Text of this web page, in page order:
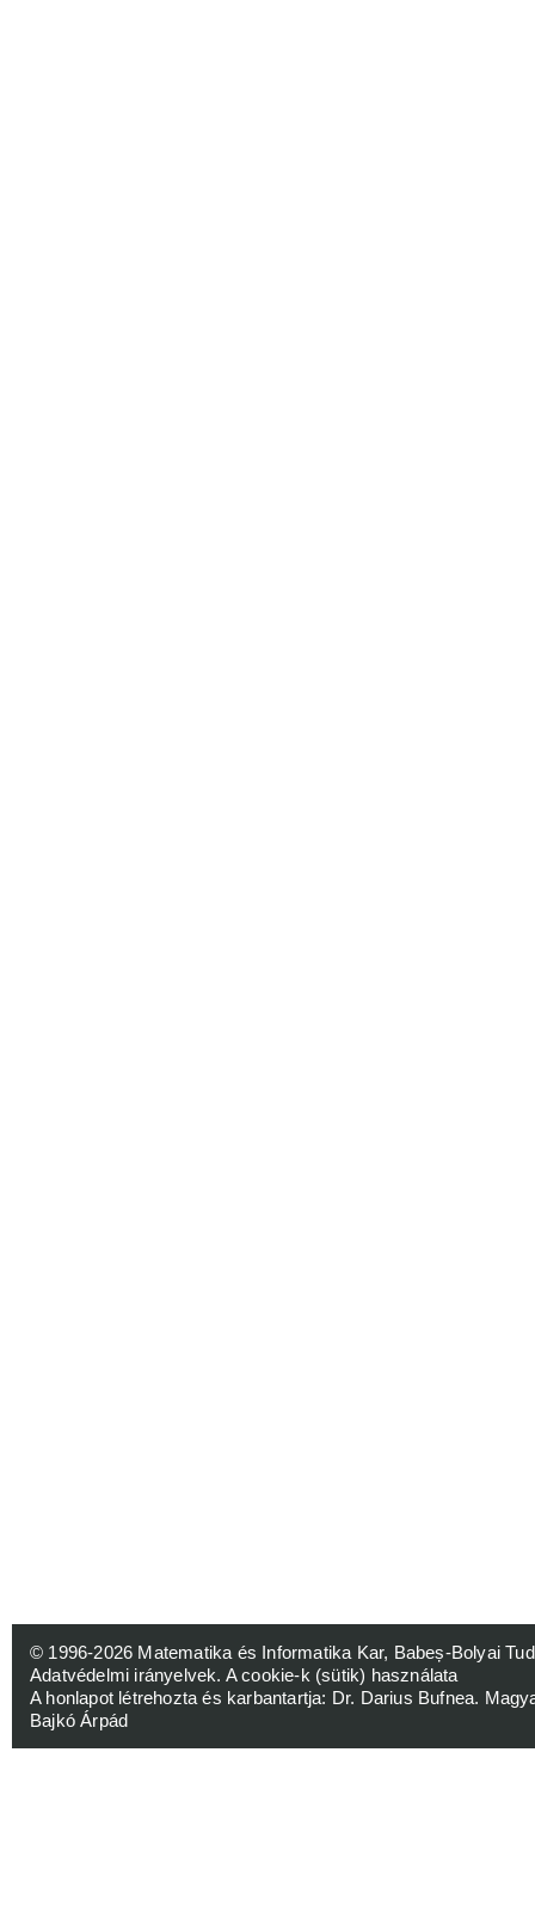
© 1996-2026 Matematika és Informatika Kar, Babeș-Bolyai
Adatvédelmi irányelvek. A cookie-k (sütik) használata
A honlapot létrehozta és karbantartja: Dr. Darius Bufnea.
Bajkó Árpád